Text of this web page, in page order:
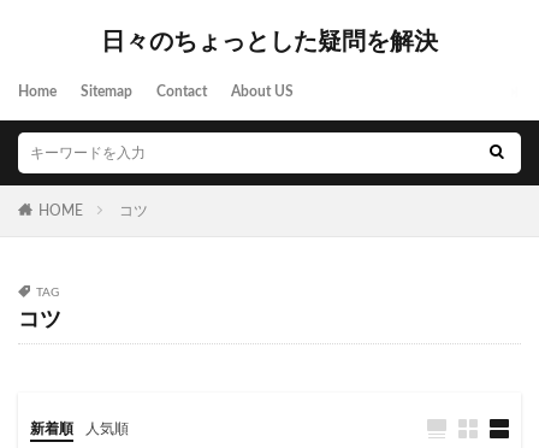
日々のちょっとした疑問を解決
Home Sitemap Contact About US
HOME コツ
TAG
コツ
新着順 人気順